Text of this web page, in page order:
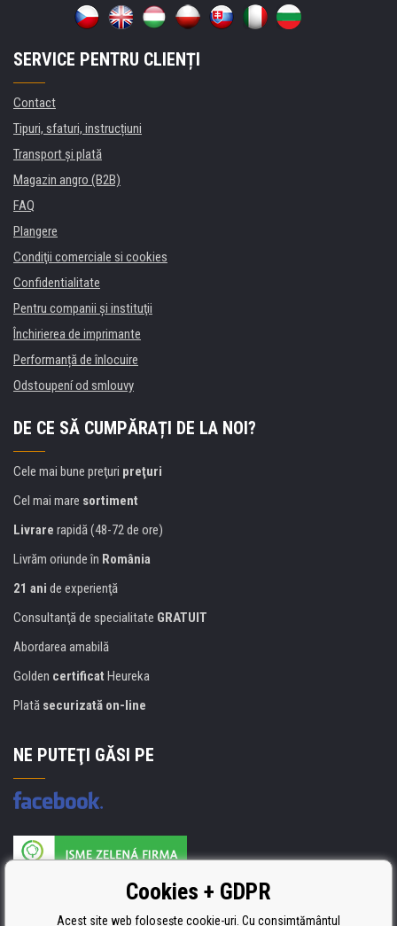
SERVICE PENTRU CLIENȚI
Contact
Tipuri, sfaturi, instrucțiuni
Transport şi plată
Magazin angro (B2B)
FAQ
Plangere
Condiţii comerciale si cookies
Confidentialitate
Pentru companii și instituţii
Închirierea de imprimante
Performanță de înlocuire
Odstoupení od smlouvy
DE CE SĂ CUMPĂRAȚI DE LA NOI?
Cele mai bune preţuri preţuri
Cel mai mare sortiment
Livrare rapidă (48-72 de ore)
Livrăm oriunde în România
21 ani de experienţă
Consultanţă de specialitate GRATUIT
Abordarea amabilă
Golden certificat Heureka
Plată securizată on-line
NE PUTEŢI GĂSI PE
Producătorul umpluturii de rezervă este certificat
ISO 9001, ISO 14001 şi STMC.Cookies + GDPR
Acest site web folosește cookie-uri. Cu consimțământul